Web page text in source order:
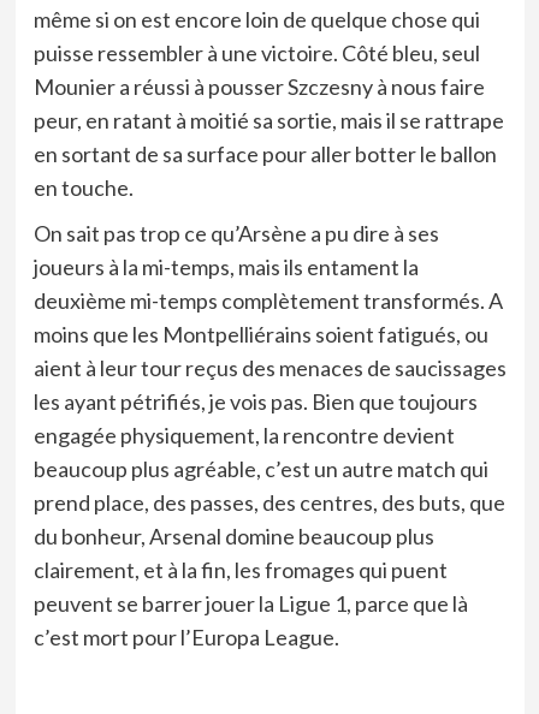
même si on est encore loin de quelque chose qui
puisse ressembler à une victoire. Côté bleu, seul
Mounier a réussi à pousser Szczesny à nous faire
peur, en ratant à moitié sa sortie, mais il se rattrape
en sortant de sa surface pour aller botter le ballon
en touche.
On sait pas trop ce qu’Arsène a pu dire à ses
joueurs à la mi-temps, mais ils entament la
deuxième mi-temps complètement transformés. A
moins que les Montpelliérains soient fatigués, ou
aient à leur tour reçus des menaces de saucissages
les ayant pétrifiés, je vois pas. Bien que toujours
engagée physiquement, la rencontre devient
beaucoup plus agréable, c’est un autre match qui
prend place, des passes, des centres, des buts, que
du bonheur, Arsenal domine beaucoup plus
clairement, et à la fin, les fromages qui puent
peuvent se barrer jouer la Ligue 1, parce que là
c’est mort pour l’Europa League.